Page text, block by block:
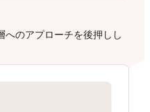
へのアプローチを後押しし